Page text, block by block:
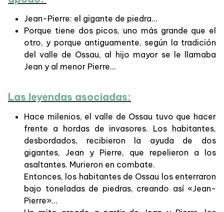
Jean-Pierre: el gigante de piedra...
Porque tiene dos picos, uno más grande que el
otro, y porque antiguamente, según la tradición
del valle de Ossau, al hijo mayor se le llamaba
Jean y al menor Pierre...
Las leyendas asociadas:
Hace milenios, el valle de Ossau tuvo que hacer
frente a hordas de invasores. Los habitantes,
desbordados, recibieron la ayuda de dos
gigantes, Jean y Pierre, que repelieron a los
asaltantes. Murieron en combate.
Entonces, los habitantes de Ossau los enterraron
bajo toneladas de piedras, creando así «Jean-
Pierre»...